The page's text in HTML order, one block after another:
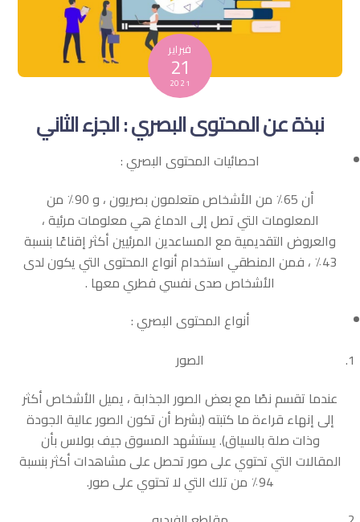
فبراير
21
2021
نبذة عن المحتوى البصري : الجزء الثاني
احصائيات المحتوى البصري :
أن 65٪ من الأشخاص متعلمون بصريون ، و 90٪ من
المعلومات التي تصل إلى الدماغ هي معلومات مرئية ،
والعروض التقديمية مع المساعدين المرئيين أكثر إقناعًا بنسبة
43٪ ، فمن المنطقي استخدام أنواع المحتوى التي يكون لدى
الأشخاص صدى نفسي فطري معها .
أنواع المحتوى البصري :
الصور
عندما تقسم نصًا مع بعض الصور الجذابة ، يميل الأشخاص أكثر
إلى إنهاء قراءة ما كتبته (بشرط أن تكون الصور عالية الجودة
وذات صلة بالسياق). يستشهد المسوق جيف بولاس بأن
المقالات التي تحتوي على صور تحصل على مشاهدات أكثر بنسبة
94٪ من تلك التي لا تحتوي على صور.